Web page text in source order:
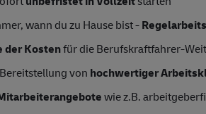
wann du zu Hause bist -
der Kostenfür die Berufskraftfahrer-
von hochwertiger
wie z.B.